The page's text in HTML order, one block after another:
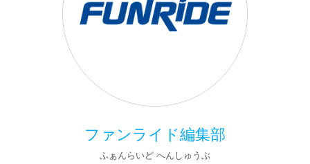
ファンライド編集部
ふぁんらいど へんしゅうぶ